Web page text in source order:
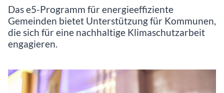
Das e5-Programm für energieeffiziente
Gemeinden bietet Unterstützung für Kommunen,
die sich für eine nachhaltige Klimaschutzarbeit
engagieren.